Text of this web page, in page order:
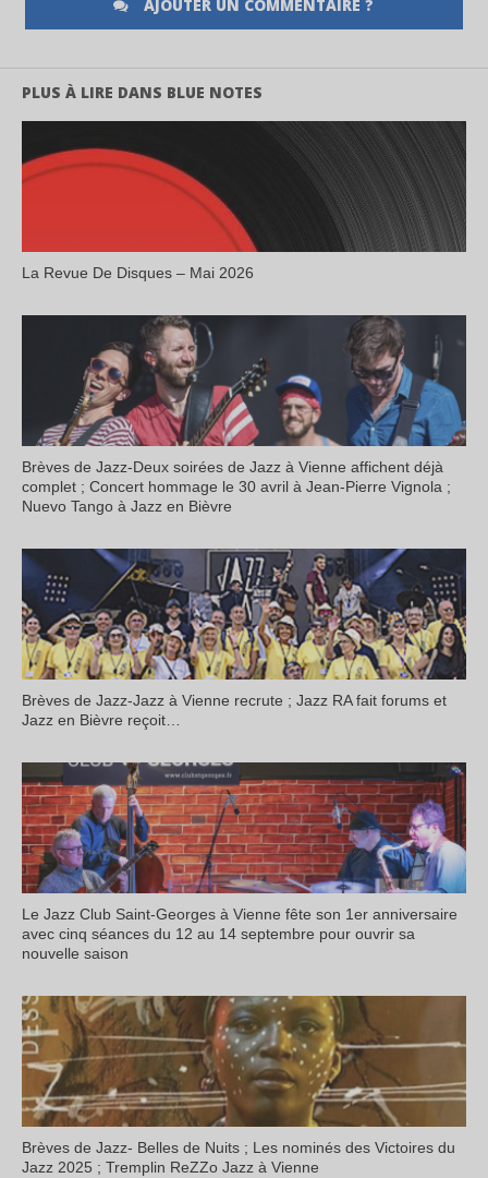
AJOUTER UN COMMENTAIRE ?
PLUS À LIRE DANS BLUE NOTES
La Revue De Disques – Mai 2026
Brèves de Jazz-Deux soirées de Jazz à Vienne affichent déjà
complet ; Concert hommage le 30 avril à Jean-Pierre Vignola ;
Nuevo Tango à Jazz en Bièvre
Brèves de Jazz-Jazz à Vienne recrute ; Jazz RA fait forums et
Jazz en Bièvre reçoit…
Le Jazz Club Saint-Georges à Vienne fête son 1er anniversaire
avec cinq séances du 12 au 14 septembre pour ouvrir sa
nouvelle saison
Brèves de Jazz- Belles de Nuits ; Les nominés des Victoires du
Jazz 2025 ; Tremplin ReZZo Jazz à Vienne